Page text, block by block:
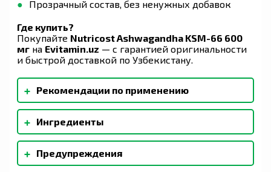
Прозрачный состав, без ненужных добавок
Где купить?
Покупайте Nutricost Ashwagandha KSM-66 600
мг на Evitamin.uz — с гарантией оригинальности
и быстрой доставкой по Узбекистану.
+ Рекомендации по применению
В качестве пищевой добавки принимать по 1
капсуле в день, запивая 240–300 мл (8–12
унциями) воды или в соответствии с
рекомендациями лечащего врача.
+ Ингредиенты
Гипромеллоза (целлюлозная капсула), диоксид
кремния, стеарат магния (растительного
происхождения). Содержит молоко.
+ Предупреждения